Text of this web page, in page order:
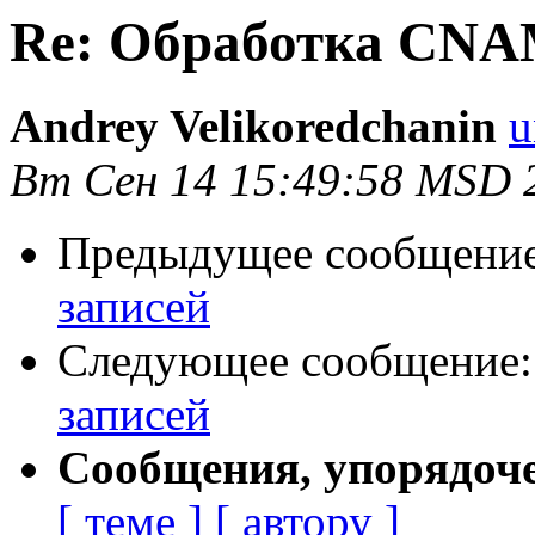
Re: Обработка
Andrey Velikoredchanin
Вт Сен 14 15:49:58 MSD
Предыдущее
записей
Следующее
записей
Сообщения,
[ теме ] [ автору ]